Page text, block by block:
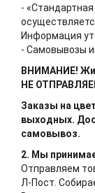
-
Информация
- Самовывозы
ВНИМАНИЕ!
НЕ
Заказы на
выходных.
самовывоз.
2. Мы
Отправляем
Л-Пост.